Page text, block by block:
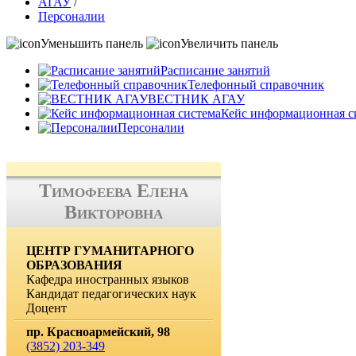
Персоналии
Уменьшить панель
Увеличить панель
Расписание занятий
Телефонный справочник
ВЕСТНИК АГАУ
Кейс информационная
Персоналии
Тимофеева Елена
Викторовна
ЦЕНТР ГУМАНИТАРНОГО
ОБРАЗОВАНИЯ
Кафедра иностранных языков
Кандидат педагогических наук
Доцент
пр. Красноармейский, 98
(3852) 203-349